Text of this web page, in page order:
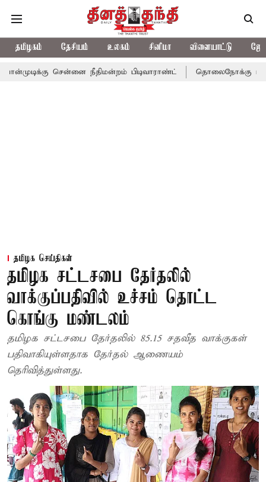
தமிழகம் தேசியம் உலகம் சினிமா விளையாட்டு
நீதிமன்றம் பிடிவாராண்ட் தொலைநோக்கு பார்வையுடன்
தமிழக செய்திகள்
தமிழக சட்டசபை தேர்தலில்
வாக்குப்பதிவில் உச்சம் தொட்ட
கொங்கு மண்டலம்
தமிழக சட்டசபை தேர்தலில் 85.15 சதவீத வாக்குகள்
பதிவாகியுள்ளதாக தேர்தல் ஆணையம்
தெரிவித்துள்ளது.